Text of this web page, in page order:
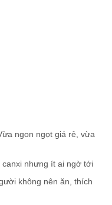
ngon ngọt giá rẻ, vừa
nhưng ít ai ngờ tới
không nên ăn, thích